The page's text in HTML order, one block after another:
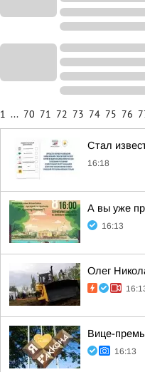
1 ... 70 71 72 73 74 75 76
Стал
16:18
А вы уже
16:13
Олег
Вице-
16:13